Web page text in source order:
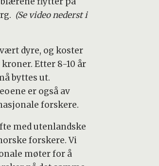
(Se video nederst i
dyre, og koster
Etter 8-10 år
byttes ut.
er også av
forskere.
med utenlandske
forskere. Vi
møter for å